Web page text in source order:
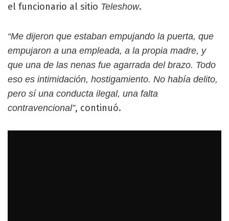
el funcionario al sitio Teleshow.
“Me dijeron que estaban empujando la puerta, que
empujaron a una empleada, a la propia madre, y
que una de las nenas fue agarrada del brazo. Todo
eso es intimidación, hostigamiento. No había delito,
pero sí una conducta ilegal, una falta
contravencional”, continuó.